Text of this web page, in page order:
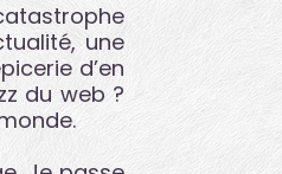
une
d’en
du web ?